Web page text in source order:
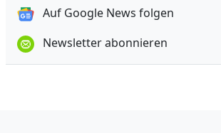
Auf Google News folgen
Newsletter abonnieren